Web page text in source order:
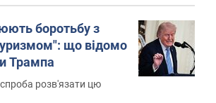
боротьбу з
що відомо
Трампа
розв'язати цю